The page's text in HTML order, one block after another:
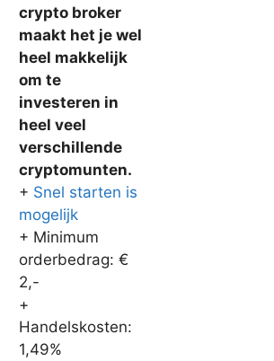
crypto broker
maakt het je wel
heel makkelijk
om te
investeren in
heel veel
verschillende
cryptomunten.
+ Snel starten is
mogelijk
+ Minimum
orderbedrag: €
2,-
+
Handelskosten:
1,49%